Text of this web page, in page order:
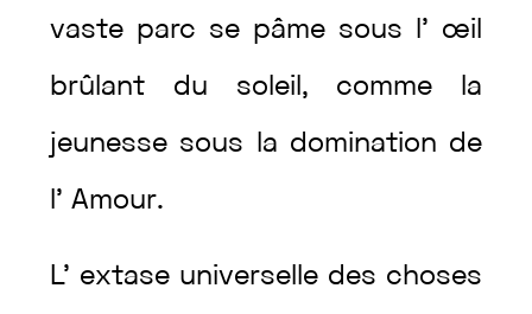
vaste parc se pâme sous l’ œil
brûlant du soleil , comme la
jeunesse sous la domination de
l’Amour.
L’ extase universelle des choses